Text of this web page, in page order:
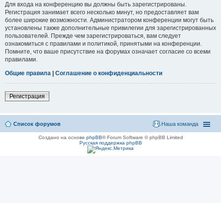
Для входа на конференцию вы должны быть зарегистрированы.
Регистрация занимает всего несколько минут, но предоставляет вам
более широкие возможности. Администратором конференции могут быть
установлены также дополнительные привилегии для зарегистрированных
пользователей. Прежде чем зарегистрироваться, вам следует
ознакомиться с правилами и политикой, принятыми на конференции.
Помните, что ваше присутствие на форумах означает согласие со всеми
правилами.
Общие правила | Соглашение о конфиденциальности
Регистрация
Список форумов Наша команда
Создано на основе phpBB® Forum Software © phpBB Limited
Русская поддержка phpBB